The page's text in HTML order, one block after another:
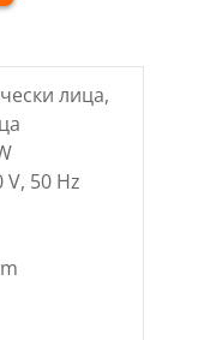
лица,
50 Hz